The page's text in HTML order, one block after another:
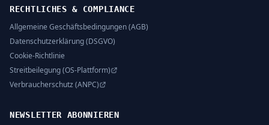
RECHTLICHES & COMPLIANCE
Allgemeine Geschäftsbedingungen (AGB)
Datenschutzerklärung (DSGVO)
Cookie-Richtlinie
Streitbeilegung (OS-Plattform)
Verbraucherschutz (ANPC)
NEWSLETTER ABONNIEREN